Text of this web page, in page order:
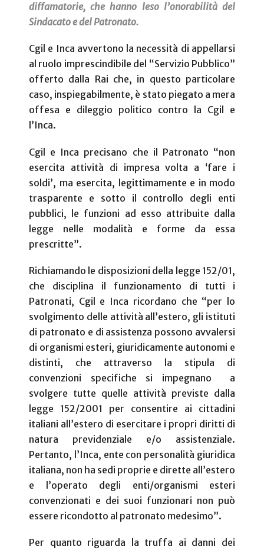
diffamatorie, che hanno leso l’onorabilità del
Sindacato e del Patronato.
Cgil e Inca avvertono la necessità di appellarsi
al ruolo imprescindibile del “Servizio Pubblico”
offerto dalla Rai che, in questo particolare
caso, inspiegabilmente, è stato piegato a mera
offesa e dileggio politico contro la Cgil e
l’Inca.
Cgil e Inca precisano che il Patronato “non
esercita attività di impresa volta a ‘fare i
soldi’, ma esercita, legittimamente e in modo
trasparente e sotto il controllo degli enti
pubblici, le funzioni ad esso attribuite dalla
legge nelle modalità e forme da essa
prescritte”.
Richiamando le disposizioni della legge 152/01,
che disciplina il funzionamento di tutti i
Patronati, Cgil e Inca ricordano che “per lo
svolgimento delle attività all’estero, gli istituti
di patronato e di assistenza possono avvalersi
di organismi esteri, giuridicamente autonomi e
distinti, che attraverso la stipula di
convenzioni specifiche si impegnano
a
svolgere tutte quelle attività previste dalla
legge 152/2001 per consentire ai cittadini
italiani all’estero di esercitare i propri diritti di
natura previdenziale e/o assistenziale.
Pertanto, l’Inca, ente con personalità giuridica
italiana, non ha sedi proprie e dirette all’estero
e l’operato degli enti/organismi esteri
convenzionati e dei suoi funzionari non può
essere ricondotto al patronato medesimo”.
Per quanto riguarda la truffa ai danni dei